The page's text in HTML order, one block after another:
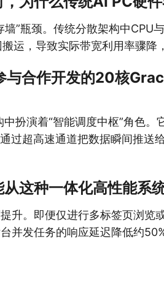
”瓶颈。传统分散架构中CPU
运，导致实际带宽利用率骤降
与合作开发的20核
扮演着“智能调度中枢”角色。
过超高速通道把数据瞬间推送
这种一体化高性能系
升。即便仅进行多标签页浏览
并发任务的响应延迟降低约